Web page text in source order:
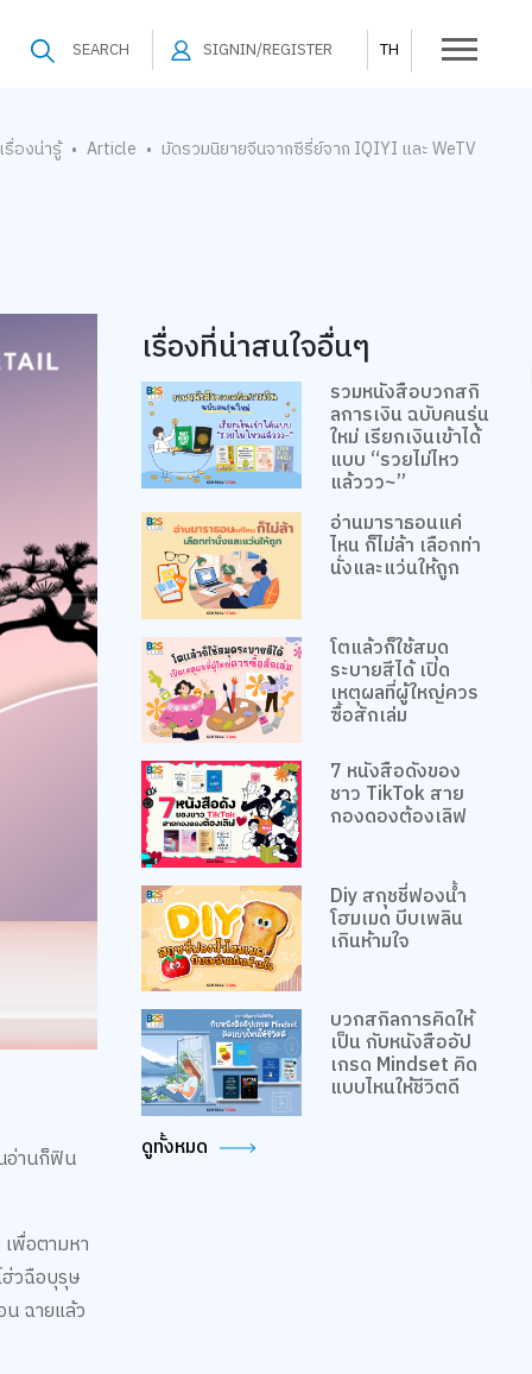
SEARCH SIGNIN/REGISTER TH
เรื่องน่ารู้ • Article • มัดรวมนิยายจีนจากซีรี่ย์จาก IQIYI และ WeTV
อ่านก็ฟิน
พื่อตามหา
ฮ่วฉือบุรุษ
ฉายแล้ว
เรื่องที่น่าสนใจอื่นๆ
รวมหนังสือบวกสกิ
ลการเงิน ฉบับคนรุ่น
ใหม่ เรียกเงินเข้าได้
แบบ “รวยไม่ไหว
แล้ววว~”
อ่านมาราธอนแค่
ไหน ก็ไม่ล้า เลือกท่า
นั่งและแว่นให้ถูก
โตแล้วก็ใช้สมุด
ระบายสีได้ เปิด
เหตุผลที่ผู้ใหญ่ควร
ซื้อสักเล่ม
7 หนังสือดังของ
ชาว TikTok สาย
กองดองต้องเลิฟ
Diy สกุชชี่ฟองน้ำ
โฮมเมด บีบเพลิน
เกินห้ามใจ
บวกสกิลการคิดให้
เป็น กับหนังสืออัป
เกรด Mindset คิด
แบบไหนให้ชีวิตดี
ดูทั้งหมด